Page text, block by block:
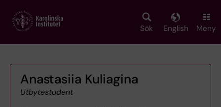
main
Sök English Meny
Anastasiia Kuliagina
Utbytestudent